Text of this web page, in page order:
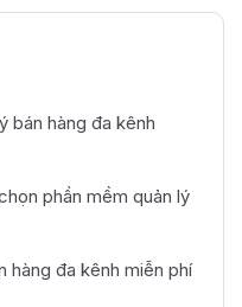
bán hàng đa kênh
phần mềm quản lý
hàng đa kênh miễn phí